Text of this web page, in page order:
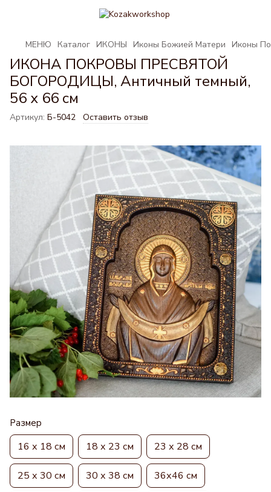
МЕНЮ Каталог ИКОНЫ Иконы Божией Матери Иконы
ИКОНА ПОКРОВЫ ПРЕСВЯТОЙ
БОГОРОДИЦЫ, Античный темный,
56 x 66 см
Артикул: Б-5042 Оставить отзыв
Размер
16 х 18 см 18 х 23 см 23 х 28 см
25 х 30 см 30 х 38 см 36х46 см